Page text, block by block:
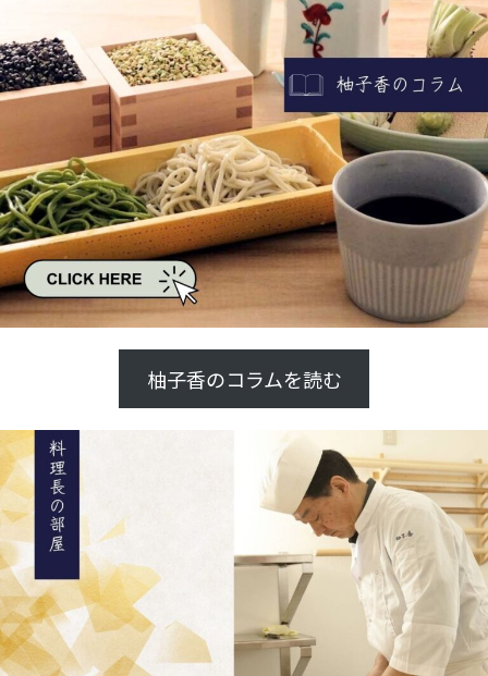
柚子香のコラムを読む